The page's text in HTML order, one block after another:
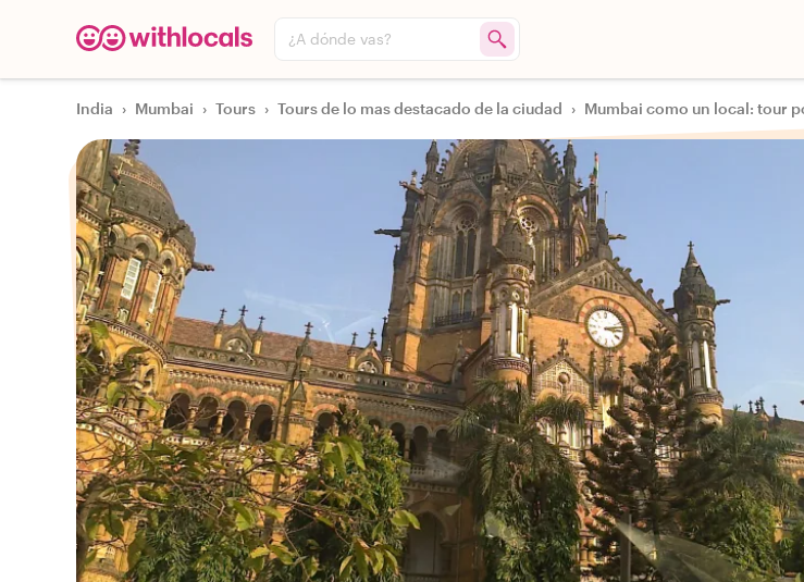
¿A dónde vas?
India › Mumbai › Tours › Tours de lo mas destacado de la ciudad ›